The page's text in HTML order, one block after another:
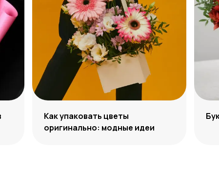
Как упаковать цветы
оригинально: модные идеи